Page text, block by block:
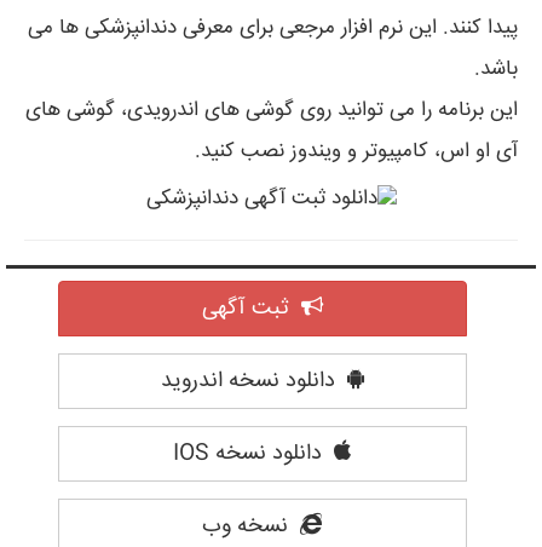
پیدا کنند. این نرم افزار مرجعی برای معرفی دندانپزشکی ها می
باشد.
این برنامه را می توانید روی گوشی های اندرویدی، گوشی های
آی او اس، کامپیوتر و ویندوز نصب کنید.
ثبت آگهی
دانلود نسخه اندروید
دانلود نسخه IOS
نسخه وب